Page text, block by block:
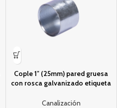
Cople 1″ (25mm) pared gruesa
con rosca galvanizado etiqueta
Canalización